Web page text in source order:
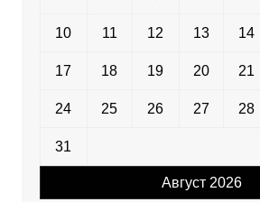
Август 2026
10 11 12 13 14
17 18 19 20 21
24 25 26 27 28
31